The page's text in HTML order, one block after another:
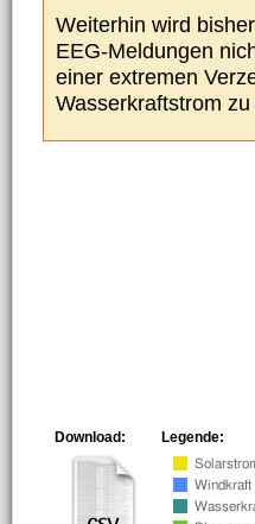
Weiterhin wird
EEG-Meldungen
einer extremen
Wasserkraftstrom
Legende:
Download: